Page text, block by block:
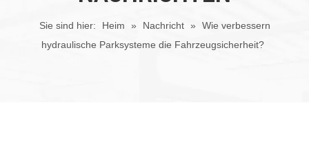
Sie sind hier: Heim » Nachricht »
Wie verbessern
hydraulische Parksysteme die Fahrzeugsicherheit?